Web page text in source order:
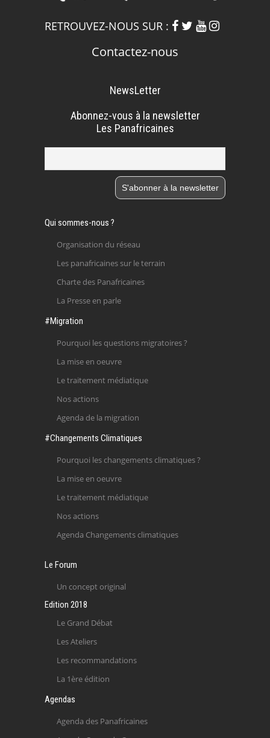
RETROUVEZ-NOUS SUR :
Contactez-nous
NewsLetter
Abonnez-vous à la newsletter
Les Panafricaines
Qui sommes-nous ?
Organisation du réseau
Les panafricaines sur le terrain
Charte des Panafricaines
La Presse en parle
#Migration
Pourquoi les questions migratoires ?
La mise en oeuvre
Le traitement médiatique
Nos actions
Agenda de la migration
#Changements Climatiques
Pourquoi les changements climatiques ?
La mise en oeuvre
Le traitement médiatique
Nos actions
Agenda Changements climatiques
Le Forum
Un concept original
Edition 2018
Le Grand Débat
Les Ateliers
Les recommandations
La 1ère édition
Agendas
Agenda des Panafricaines